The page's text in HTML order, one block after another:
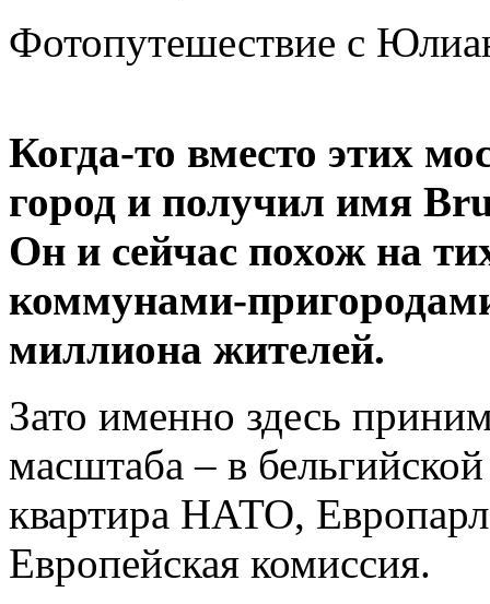
Фотопутешествие с
Когда-то вместо этих
город и получил имя
Он и сейчас похож на
коммунами-
миллиона жителей.
Зато именно здесь
масштаба – в
квартира НАТО,
Европейская комиссия.